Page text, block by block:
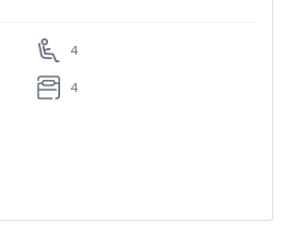
4
4